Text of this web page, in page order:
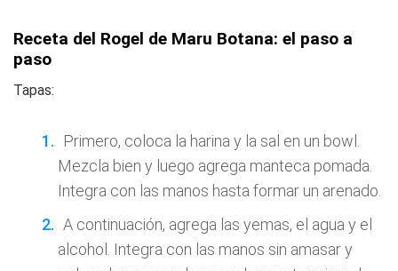
Receta del Rogel de Maru Botana: el paso a
paso
Tapas:
Primero, coloca la harina y la sal en un bowl.
Mezcla bien y luego agrega manteca pomada.
Integra con las manos hasta formar un arenado.
A continuación, agrega las yemas, el agua y el
alcohol. Integra con las manos sin amasar y